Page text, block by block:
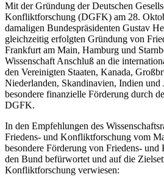
Mit der Gründung der Deutschen
Konfliktforschung (DGFK) am 28.
damaligen Bundespräsidenten Gustav
gleichzeitig erfolgten Gründung von
Frankfurt am Main, Hamburg und
Wissenschaft Anschluß an die
den Vereinigten Staaten, Kanada,
Niederlanden, Skandinavien, Indien und
besondere finanzielle Förderung durch
DGFK.
In den Empfehlungen des
Friedens- und Konfliktforschung vom
besondere Förderung von Friedens-
den Bund befürwortet und auf die
Konfliktforschung verwiesen: